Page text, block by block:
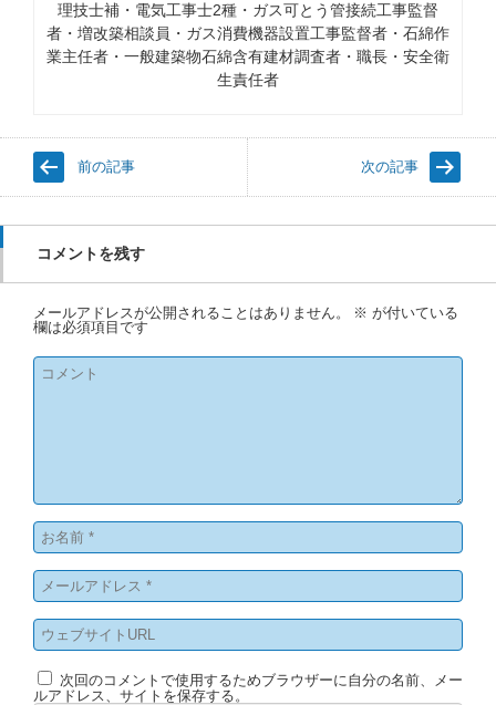
理技士補・電気工事士2種・ガス可とう管接続工事監督
者・増改築相談員・ガス消費機器設置工事監督者・石綿作
業主任者・一般建築物石綿含有建材調査者・職長・安全衛
生責任者
前の記事 次の記事
コメントを残す
メールアドレスが公開されることはありません。 ※ が付いている
欄は必須項目です
次回のコメントで使用するためブラウザーに自分の名前、メー
ルアドレス、サイトを保存する。